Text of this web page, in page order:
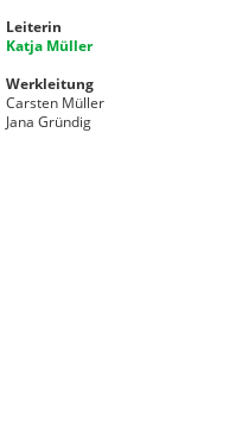
Leiterin
Katja Müller
Werkleitung
Carsten Müller
Jana Gründig